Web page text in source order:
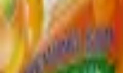
Produkte
A